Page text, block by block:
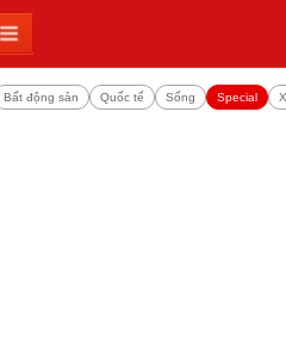
Bất động sản Quốc tế Sống Special